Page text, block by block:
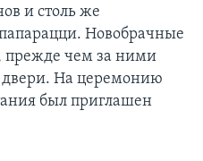
и столь же
Новобрачные
прежде чем за ними
двери. На церемонию
был приглашен